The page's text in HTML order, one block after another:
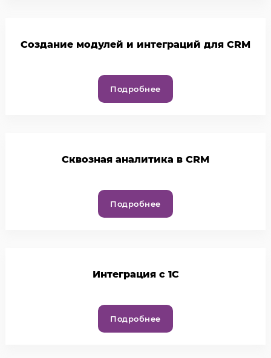
Создание модулей и интеграций для CRM
Подробнее
Cквозная аналитика в CRM
Подробнее
Интеграция с 1С
Подробнее